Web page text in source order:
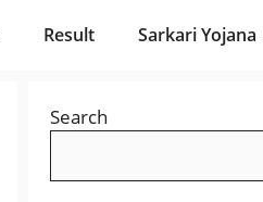
Result Sarkari Yojana
Search